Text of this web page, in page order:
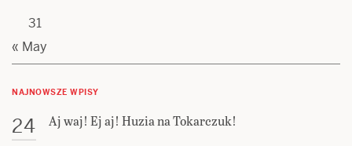
31
« May
NAJNOWSZE WPISY
24 Aj waj! Ej aj! Huzia na Tokarczuk!